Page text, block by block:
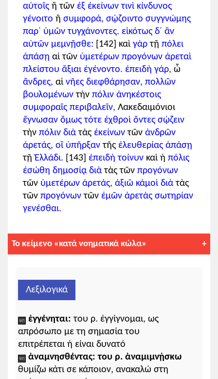
αὐτοῖς ἢ τῶν ἐξ ἐκείνων τινὶ κίνδυνος
γένοιτο ἢ συμφορά, σῴζοιντο συγγνώμης
παρ᾽ ὑμῶν τυγχάνοντες. εἰκότως δ᾽ ἂν
αὐτῶν μεμνῇσθε: [142] καὶ γὰρ τῇ πόλει
ἁπάσῃ αἱ τῶν ὑμετέρων προγόνων ἀρεταὶ
πλείστου ἄξιαι ἐγένοντο. ἐπειδὴ γάρ, ὦ
ἄνδρες, αἱ νῆες διεφθάρησαν, πολλῶν
βουλομένων τὴν πόλιν ἀνηκέστοις
συμφοραῖς περιβαλεῖν, Λακεδαιμόνιοι
ἔγνωσαν ὅμως τότε ἐχθροὶ ὄντες σῴζειν
τὴν πόλιν διὰτὰς ἐκείνων τῶν ἀνδρῶν
ἀρετάς, οἳ ὑπῆρξαν τῆς ἐλευθερίας ἁπάσῃ
τῇἙλλάδι. [143] ἐπειδὴ τοίνυν καὶ ἡ πόλις
ἐσώθη δημοσίᾳ διὰτὰς τῶν προγόνων
τῶν ὑμετέρων ἀρετάς, ἀξιῶ κἀμοὶ διὰτὰς
τῶν προγόνων τῶν ἐμῶν ἀρετὰς σωτηρίαν
γενέσθαι.
Το κείμενο «κατά νοηματικά κώλα»
υπόλοιπες στήλες.
δέομαιοὖν ἁπάντων ὑμῶνπερὶ
ἐμοῦ(ἐγώ )
τὴν αὐτὴν γνώμηνἔχειν,
ἥνπερ καὶπερὶ τῶνἐμῶν
προγόνων (ἔχετε),
αναφορική
Λεξιλογικά
ἐγγένηται: του ρ. ἐγγίγνομαι, ως
απρόσωπο με τη σημασία του
επιτρέπεται ή είναι δυνατό
ἀναμνησθέντας: του ρ. ἀναμιμνῄσκω
θυμίζω κάτι σε κάποιον, ανακαλώ στη